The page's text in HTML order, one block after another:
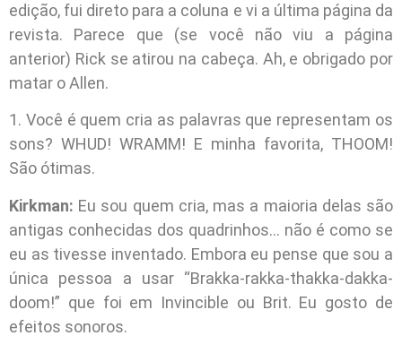
edição, fui direto para a coluna e vi a última página da
revista. Parece que (se você não viu a página
anterior) Rick se atirou na cabeça. Ah, e obrigado por
matar o Allen.
1. Você é quem cria as palavras que representam os
sons? WHUD! WRAMM! E minha favorita, THOOM!
São ótimas.
Kirkman: Eu sou quem cria, mas a maioria delas são
antigas conhecidas dos quadrinhos… não é como se
eu as tivesse inventado. Embora eu pense que sou a
única pessoa a usar “Brakka-rakka-thakka-dakka-
doom!” que foi em Invincible ou Brit. Eu gosto de
efeitos sonoros.